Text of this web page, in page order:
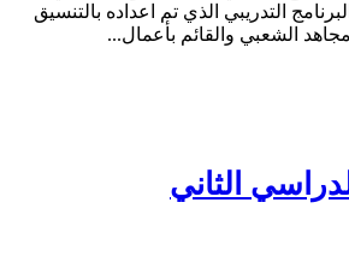
التدريبي الذي تم اعداده بالتنسيق
الشعبي والقائم بأعمال...
الثاني